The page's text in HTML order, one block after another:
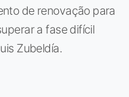
de renovação para
a fase difícil
Zubeldía.